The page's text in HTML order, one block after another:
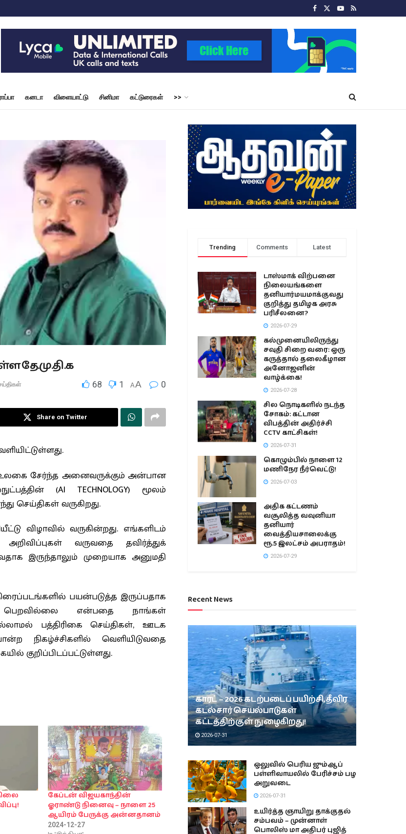
கனடா விளையாட்டு சினிமா கட்டுரைகள் >>
தே.மு.தி.க
68 1 AA 0
Share on Twitter
உலகை சேர்ந்த அனைவருக்கும் அன்பான
(AI TECHNOLOGY) மூலம்
செய்திகள் வருகிறது.
விழாவில் வருகின்றது. எங்களிடம்
வருவதை தவிர்த்துக்
இருந்தாலும் முறையாக அனுமதி
பயன்படுத்த இருப்பதாக
பெறவில்லை என்பதை நாங்கள்
பத்திரிகை செய்திகள், ஊடக
நிகழ்ச்சிகளில் வெளியிடுவதை
குறிப்பிடப்பட்டுள்ளது.
கேப்டன் விஜயகாந்தின்
ஓராண்டு நினைவு – நாளை 25
ஆயிரம் பேருக்கு அன்னதானம்
2024-12-27
Trending Comments Latest
டாஸ்மாக் விற்பனை
நிலையங்களை
தனியார்மயமாக்குவது
குறித்து தமிழக அரசு
பரிசீலனை?
2026-07-29
கல்முனையிலிருந்து
சவுதி சிறை வரை: ஒரு
கருத்தால் தலைகீழான
அனோஜனின்
வாழ்க்கை!
2026-07-28
சில நொடிகளில் நடந்த
சோகம்: கட்டான
விபத்தின் அதிர்ச்சி
CCTV காட்சிகள்!
2026-07-31
கொழும்பில் நாளை 12
மணிநேர நீர்வெட்டு!
2026-07-03
அதிக கட்டணம்
வசூலித்த வவுனியா
தனியார்
வைத்தியசாலைக்கு
ரூ.5 இலட்சம் அபராதம்!
2026-07-29
Recent News
காரட் – 2026 கடற்படைப் பயிற்சி, தீவிர
கடல்சார் செயல்பாடுகள்
கட்டத்திற்குள் நுழைகிறது!
2026-07-31
ஒலுவில் பெரிய ஜும்ஆப்
பள்ளிவாயலில் பேரிச்சம் பழ
அறுவடை
2026-07-31
உயிர்த்த ஞாயிறு தாக்குதல்
சம்பவம் – முன்னாள்
பொலிஸ் மா அதிபர் புஜித்